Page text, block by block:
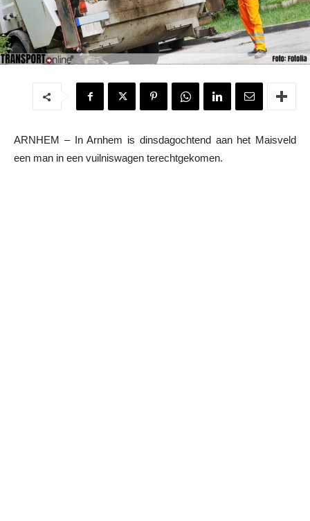
ARNHEM – In Arnhem is dinsdagochtend aan het Maisveld
een man in een vuilniswagen terechtgekomen.